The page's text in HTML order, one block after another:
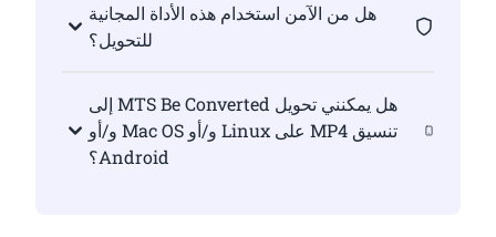
هل من الآمن استخدام هذه الأداة المجانية
للتحويل؟
هل يمكنني تحويل MTS Be Converted إلى
تنسيق MP4 على Linux و/أو Mac OS و/أو
Android؟